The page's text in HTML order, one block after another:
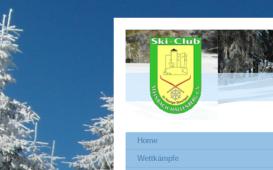
Home
Wettkämpfe